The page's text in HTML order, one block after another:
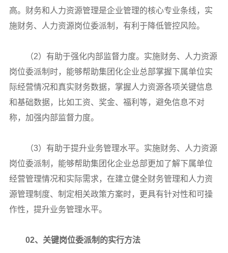
高。财务和人力资源管理是企业管理的核心专业条线，实
施财务、人力资源岗位委派制，有利于降低管控风险。
（2）有助于强化内部监督力度。实施财务、人力资源
岗位委派制时，能够帮助集团化企业总部掌握下属单位实
际经营情况和真实财务数据，掌握人力资源各项关键信息
和基础数据，比如工资、奖金、福利等，避免信息不对
称，加强内部监督力度。
（3）有助于提升业务管理水平。实施财务、人力资源
岗位委派制，能够帮助集团化企业总部更加了解下属单位
经营管理情况和实际需求，在建立健全财务管理和人力资
源管理制度、制定相关政策方案时，更具有针对性和可操
作性，提升业务管理水平。
02、关键岗位委派制的实行方法